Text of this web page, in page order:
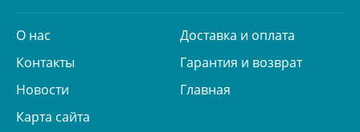
О нас
Доставка и оплата
Контакты
Гарантия и возврат
Новости
Главная
Карта сайта